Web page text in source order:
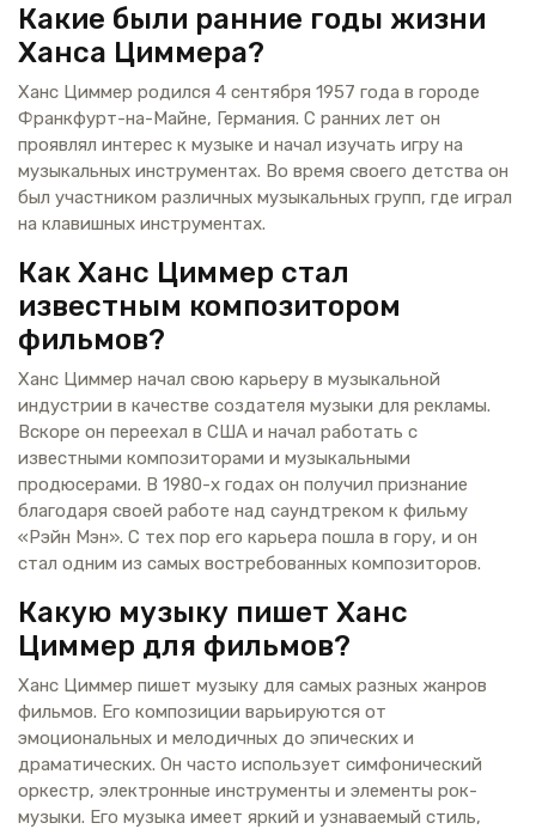
Какие были ранние годы жизни
Ханса Циммера?
Ханс Циммер родился 4 сентября 1957 года в городе
Франкфурт-на-Майне, Германия. С ранних лет он
проявлял интерес к музыке и начал изучать игру на
музыкальных инструментах. Во время своего детства он
был участником различных музыкальных групп, где играл
на клавишных инструментах.
Как Ханс Циммер стал
известным композитором
фильмов?
Ханс Циммер начал свою карьеру в музыкальной
индустрии в качестве создателя музыки для рекламы.
Вскоре он переехал в США и начал работать с
известными композиторами и музыкальными
продюсерами. В 1980-х годах он получил признание
благодаря своей работе над саундтреком к фильму
«Рэйн Мэн». С тех пор его карьера пошла в гору, и он
стал одним из самых востребованных композиторов.
Какую музыку пишет Ханс
Циммер для фильмов?
Ханс Циммер пишет музыку для самых разных жанров
фильмов. Его композиции варьируются от
эмоциональных и мелодичных до эпических и
драматических. Он часто использует симфонический
оркестр, электронные инструменты и элементы рок-
музыки. Его музыка имеет яркий и узнаваемый стиль,